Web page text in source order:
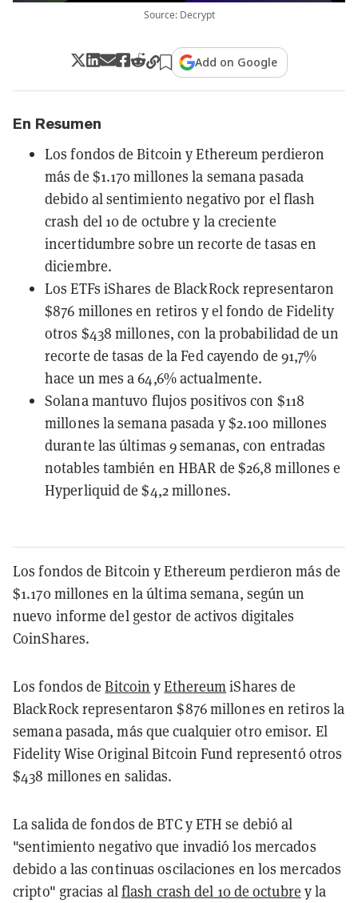
Source: Decrypt
Add on Google
En Resumen
Los fondos de Bitcoin y Ethereum perdieron
más de $1.170 millones la semana pasada
debido al sentimiento negativo por el flash
crash del 10 de octubre y la creciente
incertidumbre sobre un recorte de tasas en
diciembre.
Los ETFs iShares de BlackRock representaron
$876 millones en retiros y el fondo de Fidelity
otros $438 millones, con la probabilidad de un
recorte de tasas de la Fed cayendo de 91,7%
hace un mes a 64,6% actualmente.
Solana mantuvo flujos positivos con $118
millones la semana pasada y $2.100 millones
durante las últimas 9 semanas, con entradas
notables también en HBAR de $26,8 millones e
Hyperliquid de $4,2 millones.
Los fondos de Bitcoin y Ethereum perdieron más de
$1.170 millones en la última semana, según un
nuevo informe del gestor de activos digitales
CoinShares.
Los fondos deBitcoin yEthereumiShares de
BlackRock representaron $876 millones en retiros la
semana pasada, más que cualquier otro emisor. El
Fidelity Wise Original Bitcoin Fund representó otros
$438 millones en salidas.
La salida de fondos de BTC y ETH se debió al
"sentimiento negativo que invadió los mercados
debido a las continuas oscilaciones en los mercados
cripto" gracias alflash crash del 10 de octubre y la